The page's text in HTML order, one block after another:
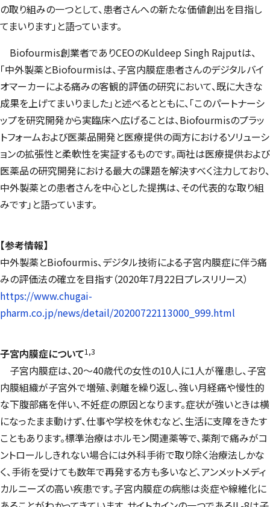
の取り組みの一つとして、患者さんへの新たな価値創出を目指し
てまいります」と語っています。
Biofourmis創業者でありCEOのKuldeep Singh Rajputは、
「中外製薬とBiofourmisは、子宮内膜症患者さんのデジタルバイ
オマーカーによる痛みの客観的評価の研究において、既に大きな
成果を上げてまいりました」と述べるとともに、「このパートナーシ
ップを研究開発から実臨床へ広げることは、Biofourmisのプラッ
トフォームおよび医薬品開発と医療提供の両方におけるソリューシ
ョンの拡張性と柔軟性を実証するものです。両社は医療提供および
医薬品の研究開発における最大の課題を解決すべく注力しており、
中外製薬との患者さんを中心とした提携は、その代表的な取り組
みです」と語っています。
【参考情報】
中外製薬とBiofourmis、デジタル技術による子宮内膜症に伴う痛
みの評価法の確立を目指す（2020年7月22日プレスリリース）
https://www.chugai-
pharm.co.jp/news/detail/20200722113000_999.html
子宮内膜症について1,3
子宮内膜症は、20～40歳代の女性の10人に1人が罹患し、子宮
内膜組織が子宮外で増殖、剥離を繰り返し、強い月経痛や慢性的
な下腹部痛を伴い、不妊症の原因となります。症状が強いときは横
になったまま動けず、仕事や学校を休むなど、生活に支障をきたす
こともあります。標準治療はホルモン関連薬等で、薬剤で痛みがコ
ントロールしきれない場合には外科手術で取り除く治療法しかな
く、手術を受けても数年で再発する方も多いなど、アンメットメディ
カルニーズの高い疾患です。子宮内膜症の病態は炎症や線維化に